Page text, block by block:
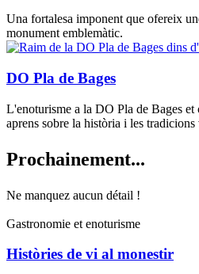
Una fortalesa imponent que ofereix
monument emblemàtic.
DO Pla de Bages
L'enoturisme a la DO Pla de Bages et
aprens sobre la història i les
Prochainement...
Ne manquez aucun détail !
Gastronomie et enoturisme
Històries de vi al monestir